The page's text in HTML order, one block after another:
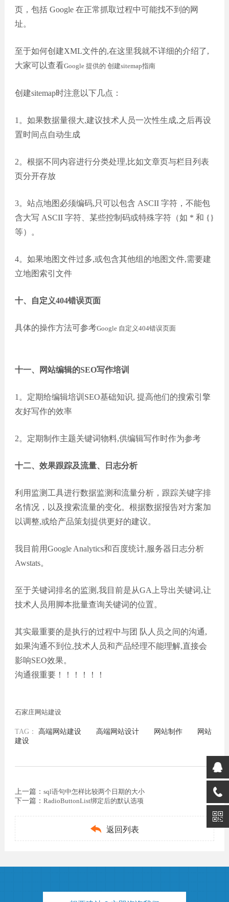
页，包括 Google 在正常抓取过程中可能找不到的网
址。
至于如何创建XML文件的,在这里我就不详细的介绍了,
大家可以查看Google 提供的 创建sitemap指南
创建sitemap时注意以下几点：
1。如果数据量很大,建议技术人员一次性生成,之后再设
置时间点自动生成
2。根据不同内容进行分类处理,比如文章页与栏目列表
页分开存放
3。站点地图必须编码,只可以包含 ASCII 字符，不能包
含大写 ASCII 字符、某些控制码或特殊字符（如 * 和 {}
等）。
4。如果地图文件过多,或包含其他组的地图文件,需要建
立地图索引文件
十、自定义404错误页面
具体的操作方法可参考Google 自定义404错误页面
十一、网站编辑的SEO写作培训
1。定期给编辑培训SEO基础知识, 提高他们的搜索引擎
友好写作的效率
2。定期制作主题关键词物料,供编辑写作时作为参考
十二、效果跟踪及流量、日志分析
利用监测工具进行数据监测和流量分析，跟踪关键字排
名情况，以及搜索流量的变化。根据数据报告对方案加
以调整,或给产品策划提供更好的建议。
我目前用Google Analytics和百度统计,服务器日志分析
Awstats。
至于关键词排名的监测,我目前是从GA上导出关键词,让
技术人员用脚本批量查询关键词的位置。
其实最重要的是执行的过程中与团 队人员之间的沟通,
如果沟通不到位,技术人员和产品经理不能理解,直接会
影响SEO效果。
沟通很重要！！！！！！
石家庄网站建设
TAG： 高端网站建设 高端网站设计 网站制作
网站
建设
上一篇： sql语句中怎样比较两个日期的大小
下一篇： RadioButtonList绑定后的默认选项
 返回列表